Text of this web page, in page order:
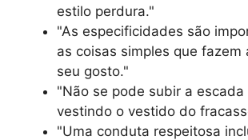
estilo perdura."
"As especificidades são
as coisas simples que fazem
seu gosto."
"Não se pode subir a
vestindo o vestido do
"Uma conduta respeitosa